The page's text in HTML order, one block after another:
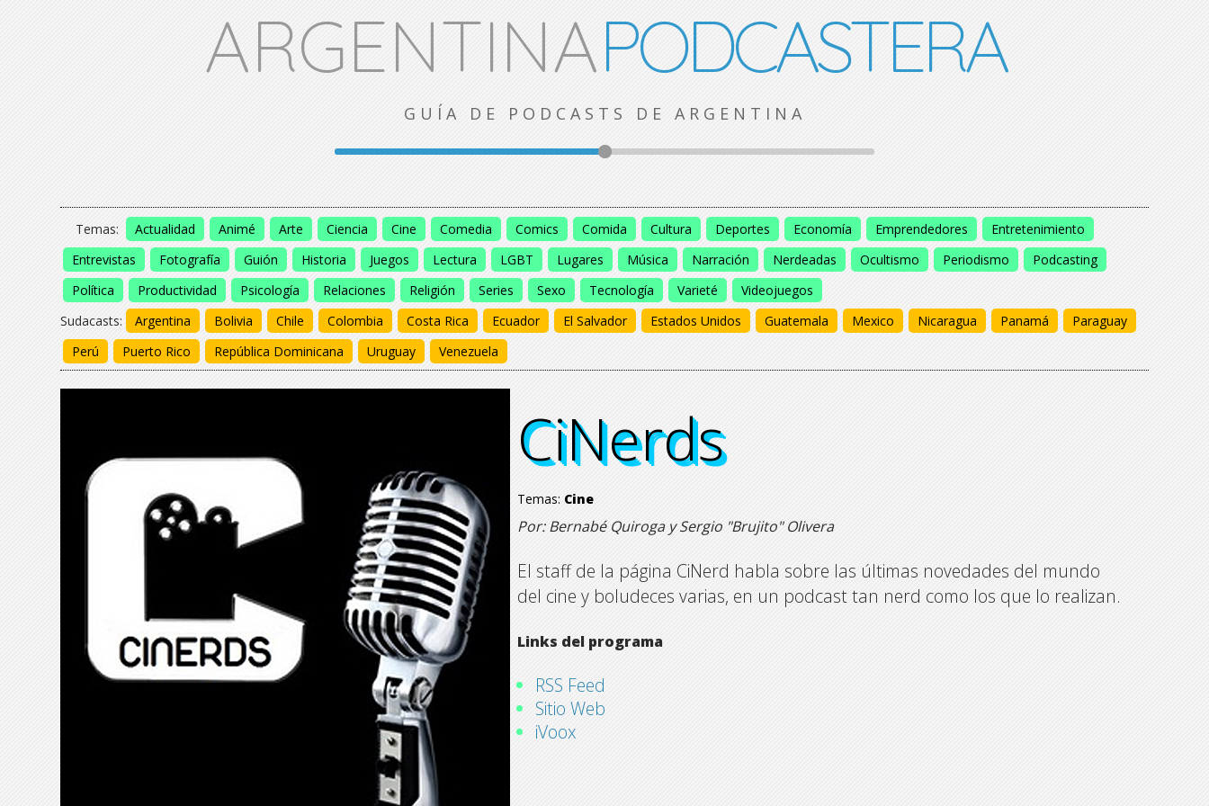
ARGENTINAPODCASTERA
GUÍA DE PODCASTS DE ARGENTINA
Temas: Actualidad Animé Arte Ciencia Cine Comedia Comics Comida Cultura Deportes Economía Emprendedores
Entretenimiento
Entrevistas
Fotografía Guión Historia Juegos Lectura LGBT Lugares Música Narración Nerdeadas Ocultismo Periodismo
Podcasting
Política
Productividad Psicología Relaciones Religión Series Sexo Tecnología Varieté
Videojuegos
Sudacasts:
Argentina Bolivia Chile Colombia Costa Rica Ecuador El Salvador Estados Unidos Guatemala Mexico Nicaragua Panamá
Paraguay
Perú
Puerto Rico República Dominicana Uruguay Venezuela
CiNerds
CiNerds
CiNerds
CiNerds
Temas: Cine
Por: Bernabé Quiroga y Sergio "Brujito" Olivera
El staff de la página CiNerd habla sobre las últimas novedades del mundo
del cine y boludeces varias, en un podcast tan nerd como los que lo realizan.
Links del programa
RSS Feed
Sitio Web
iVoox